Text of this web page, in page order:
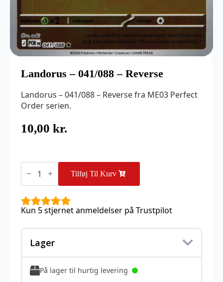
Landorus – 041/088 – Reverse
Landorus – 041/088 – Reverse fra ME03 Perfect
Order serien.
10,00 kr.
Landorus
-
Reverse
antal
Tilføj Til Kurv
Kun 5 stjernet anmeldelser på Trustpilot
Lager
På lager til hurtig levering